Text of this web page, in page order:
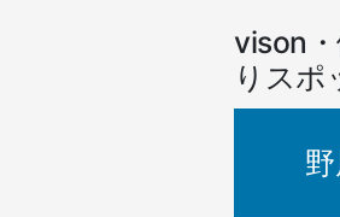
vison
りスポ